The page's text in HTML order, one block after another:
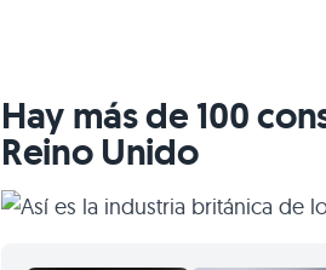
Hay más de 100
Reino Unido